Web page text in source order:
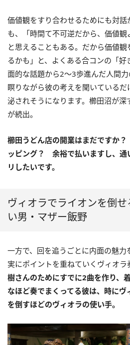
価値観をすり合わせるためにも対
も、「時間て不可逆だから、価値
と思えることもある。だから価値
るかも」と、よくある合コンの「
面的な話題から2〜3歩進んだ人間
瞑りながら彼の考えを聞いている
泌されそうになります。櫛田沼が
が続出。
櫛田うどん店の開業はまだですか
ッピング？ 余裕で払いますし、通
リしたいです。
ヴィオラでライオンを倒
い男・マザー飯野
一方で、回を追うごとに内面の魅力
実にポイントを重ねていくヴィオラ
樹さんのためにすでに2曲を作り、
なほど奏でまくってる彼は、時に
を倒すほどのヴィオラの使い手。